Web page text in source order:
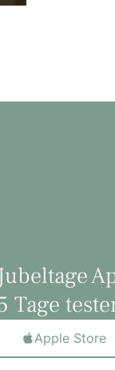
Tage
Apple Store